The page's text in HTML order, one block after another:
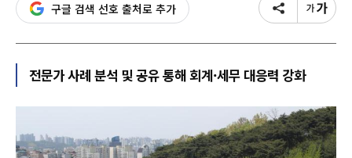
구글 검색 선호 출처로 추가
전문가 사례 분석 및 공유 통해 회계·세무 대응력 강화